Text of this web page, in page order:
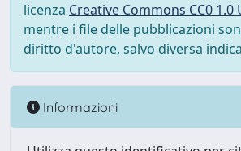
licenza Creative Commons CC0 1.0
mentre i file delle pubblicazioni
diritto d'autore, salvo diversa
Informazioni